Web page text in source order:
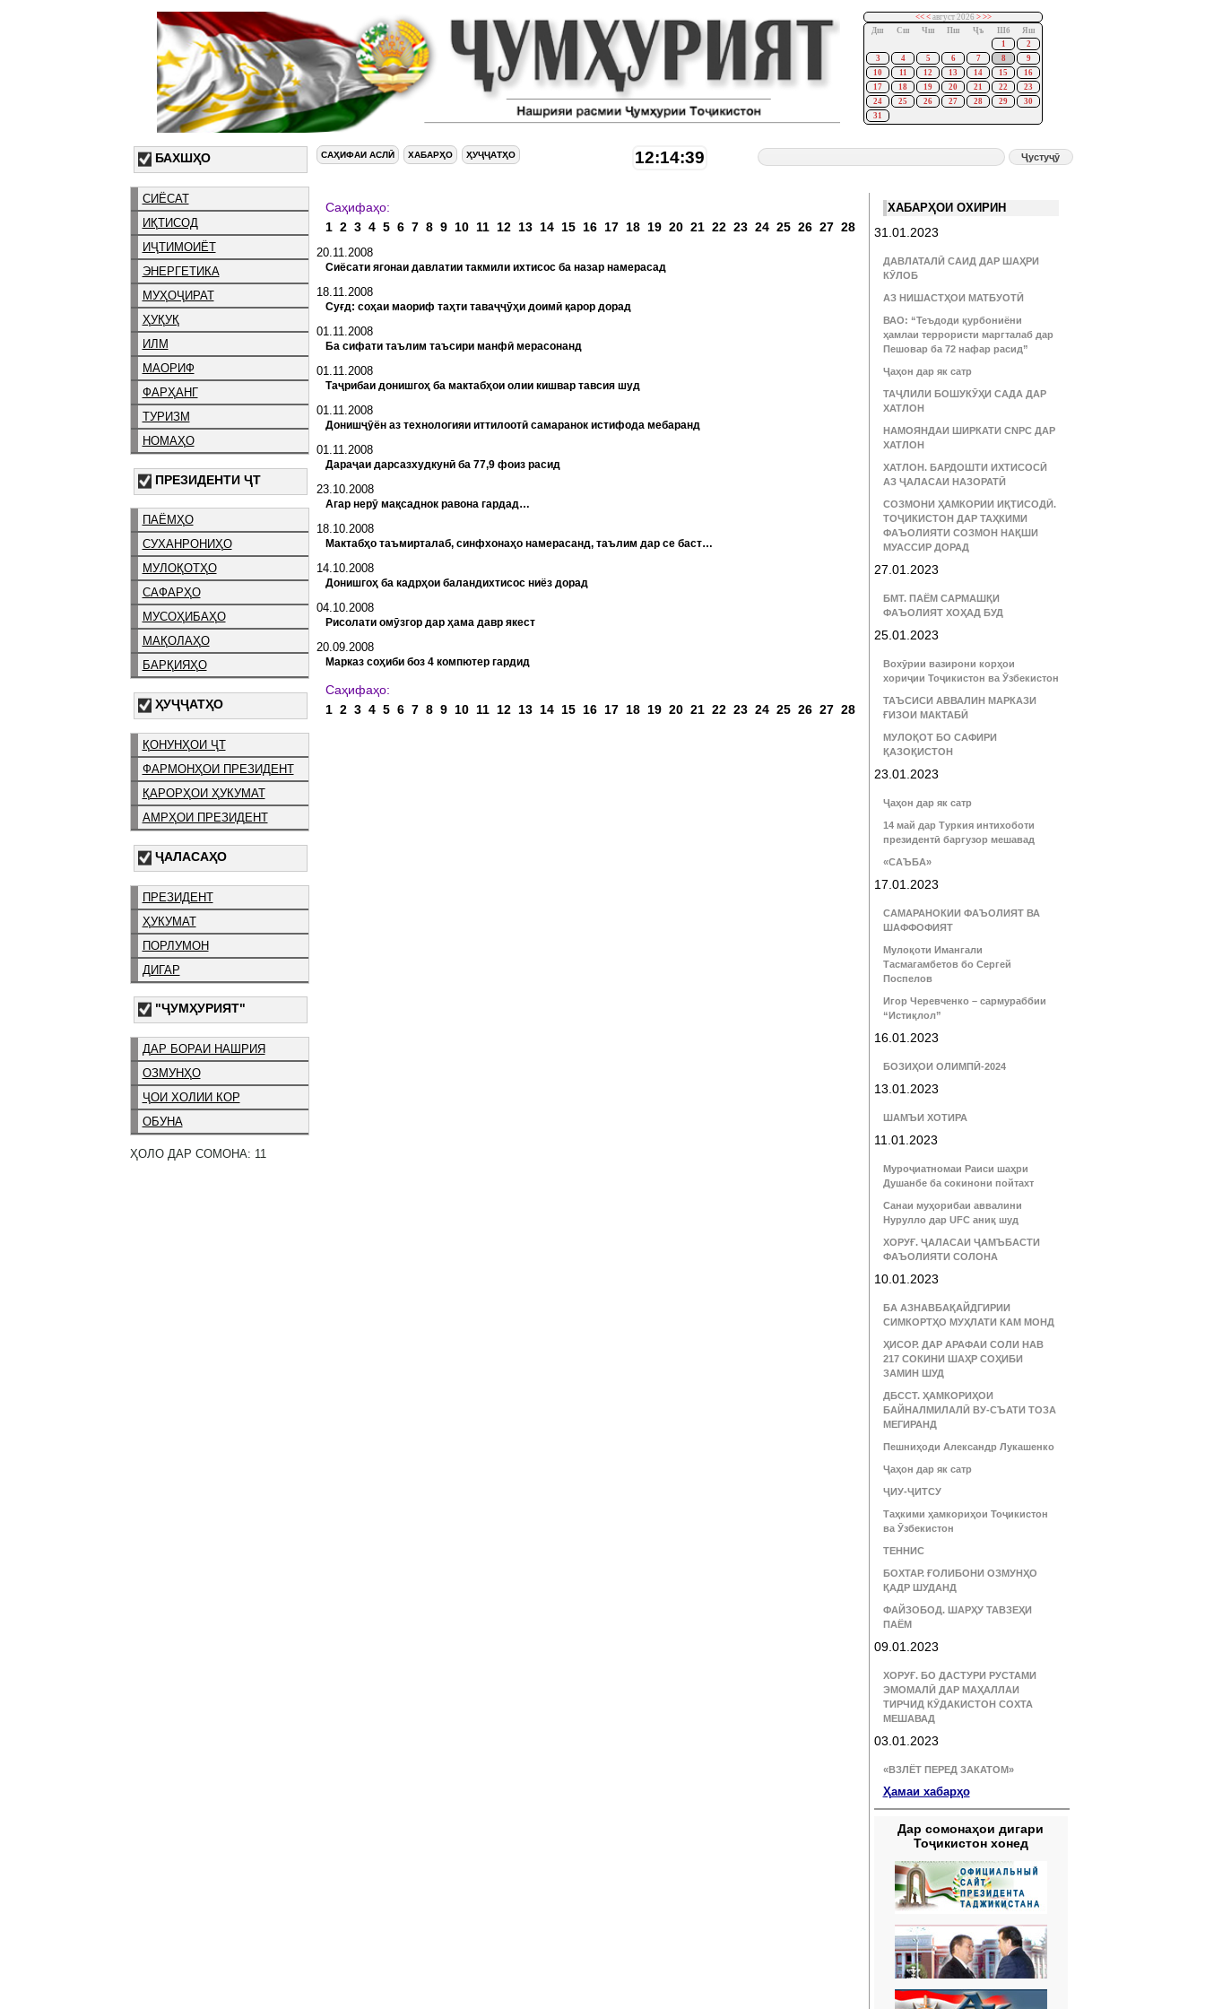
<< <август 2026 > >>
Дш
Сш Чш Пш Ҷъ Шб
Яш
1
2
3
4 5 6 7 8
9
10
11 12 13 14 15
16
17
18 19 20 21 22
23
24
25 26 27 28 29
30
31
БАХШҲО
СИЁСАТ
ИҚТИСОД
ИҶТИМОИЁТ
ЭНЕРГЕТИКА
МУҲОҶИРАТ
ҲУҚУҚ
ИЛМ
МАОРИФ
ФАРҲАНГ
ТУРИЗМ
НОМАҲО
ПРЕЗИДЕНТИ ҶТ
ПАЁМҲО
СУХАНРОНИҲО
МУЛОҚОТҲО
САФАРҲО
МУСОҲИБАҲО
МАҚОЛАҲО
БАРҚИЯҲО
ҲУҶҶАТҲО
ҚОНУНҲОИ ҶТ
ФАРМОНҲОИ ПРЕЗИДЕНТ
ҚАРОРҲОИ ҲУКУМАТ
АМРҲОИ ПРЕЗИДЕНТ
ҶАЛАСАҲО
ПРЕЗИДЕНТ
ҲУКУМАТ
ПОРЛУМОН
ДИГАР
"ҶУМҲУРИЯТ"
ДАР БОРАИ НАШРИЯ
ОЗМУНҲО
ҶОИ ХОЛИИ КОР
ОБУНА
ҲОЛО ДАР СОМОНА: 11
САҲИФАИ АСЛӢ ХАБАРҲО ҲУҶҶАТҲО 12:14:39
Саҳифаҳо:
1 2 3 4 5 6 7 8 9 10 11 12 13 14 15 16 17 18 19 20 21 22 23 24 25 26 27 28
20.11.2008
Сиёсати ягонаи давлатии такмили ихтисос ба назар намерасад
18.11.2008
Суғд: соҳаи маориф таҳти таваҷҷӯҳи доимӣ қарор дорад
01.11.2008
Ба сифати таълим таъсири манфӣ мерасонанд
01.11.2008
Таҷрибаи донишгоҳ ба мактабҳои олии кишвар тавсия шуд
01.11.2008
Донишҷӯён аз технологияи иттилоотӣ самаранок истифода мебаранд
01.11.2008
Дараҷаи дарсазхудкунӣ ба 77,9 фоиз расид
23.10.2008
Агар нерӯ мақсаднок равона гардад…
18.10.2008
Мактабҳо таъмирталаб, синфхонаҳо намерасанд, таълим дар се баст…
14.10.2008
Донишгоҳ ба кадрҳои баландихтисос ниёз дорад
04.10.2008
Рисолати омӯзгор дар ҳама давр якест
20.09.2008
Марказ соҳиби боз 4 компютер гардид
Саҳифаҳо:
1 2 3 4 5 6 7 8 9 10 11 12 13 14 15 16 17 18 19 20 21 22 23 24 25 26 27 28
ХАБАРҲОИ ОХИРИН
31.01.2023
ДАВЛАТАЛӢ САИД ДАР ШАҲРИ
КӮЛОБ
АЗ НИШАСТҲОИ МАТБУОТӢ
ВАО: “Теъдоди қурбониёни
ҳамлаи террористи маргталаб дар
Пешовар ба 72 нафар расид”
Ҷаҳон дар як сатр
ТАҶЛИЛИ БОШУКӮҲИ САДА ДАР
ХАТЛОН
НАМОЯНДАИ ШИРКАТИ CNPC ДАР
ХАТЛОН
ХАТЛОН. БАРДОШТИ ИХТИСОСӢ
АЗ ҶАЛАСАИ НАЗОРАТӢ
СОЗМОНИ ҲАМКОРИИ ИҚТИСОДӢ.
ТОҶИКИСТОН ДАР ТАҲКИМИ
ФАЪОЛИЯТИ СОЗМОН НАҚШИ
МУАССИР ДОРАД
27.01.2023
БМТ. ПАЁМ САРМАШҚИ
ФАЪОЛИЯТ ХОҲАД БУД
25.01.2023
Вохӯрии вазирони корҳои
хориҷии Тоҷикистон ва Ӯзбекистон
ТАЪСИСИ АВВАЛИН МАРКАЗИ
ҒИЗОИ МАКТАБӢ
МУЛОҚОТ БО САФИРИ
ҚАЗОҚИСТОН
23.01.2023
Ҷаҳон дар як сатр
14 май дар Туркия интихоботи
президентӣ баргузор мешавад
«САЪБА»
17.01.2023
САМАРАНОКИИ ФАЪОЛИЯТ ВА
ШАФФОФИЯТ
Мулоқоти Имангали
Тасмагамбетов бо Сергей
Поспелов
Игор Черевченко – сармураббии
“Истиқлол”
16.01.2023
БОЗИҲОИ ОЛИМПӢ-2024
13.01.2023
ШАМЪИ ХОТИРА
11.01.2023
Муроҷиатномаи Раиси шаҳри
Душанбе ба сокинони пойтахт
Санаи муҳорибаи аввалини
Нурулло дар UFC аниқ шуд
ХОРУҒ. ҶАЛАСАИ ҶАМЪБАСТИ
ФАЪОЛИЯТИ СОЛОНА
10.01.2023
БА АЗНАВБАҚАЙДГИРИИ
СИМКОРТҲО МУҲЛАТИ КАМ МОНД
ҲИСОР. ДАР АРАФАИ СОЛИ НАВ
217 СОКИНИ ШАҲР СОҲИБИ
ЗАМИН ШУД
ДБССТ. ҲАМКОРИҲОИ
БАЙНАЛМИЛАЛӢ ВУ-СЪАТИ ТОЗА
МЕГИРАНД
Пешниҳоди Александр Лукашенко
Ҷаҳон дар як сатр
ҶИУ-ҶИТСУ
Таҳкими ҳамкориҳои Тоҷикистон
ва Ӯзбекистон
ТЕННИС
БОХТАР. ҒОЛИБОНИ ОЗМУНҲО
ҚАДР ШУДАНД
ФАЙЗОБОД. ШАРҲУ ТАВЗЕҲИ
ПАЁМ
09.01.2023
ХОРУҒ. БО ДАСТУРИ РУСТАМИ
ЭМОМАЛӢ ДАР МАҲАЛЛАИ
ТИРЧИД КӮДАКИСТОН СОХТА
МЕШАВАД
03.01.2023
«ВЗЛЁТ ПЕРЕД ЗАКАТОМ»
Ҳамаи хабарҳо
Дар сомонаҳои дигари
Тоҷикистон хонед